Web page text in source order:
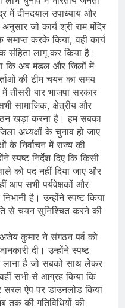
में दीनदयाल उपाध्याय और
जो कार्य श्री राम मंदिर
समाप्त करके किया, वही कार्य
संहिता लागू कर किया है।
कि अब मंडल और जिलों में
की टीम चयन का समय
बार भाजपा सरकार
सामाजिक, क्षेत्रीय और
खड़ा करना है। हम सबका
अध्यक्षों के चुनाव हो जाए
के निर्वाचन में राज्य की
स्पष्ट निर्देश दिए कि किसी
को पद नहीं दिया जाए और
आप सभी पर्यवेक्षकों और
है। उन्होंने स्पष्ट किया
से चयन सुनिश्चित करने की
अजेय कुमार ने संगठन पर्व को
दी। उन्होंने स्पष्ट
लाना है जो सबको साथ लेकर
सभी से आग्रह किया कि
सरल ऐप पर डाउनलोड किया
तक की गतिविधियों की